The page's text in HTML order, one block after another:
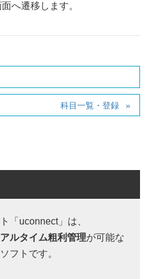
へ遷移します。
科目一覧・登録
「uconnect」は、
ルタイム粗利管理が可能な
フトです。